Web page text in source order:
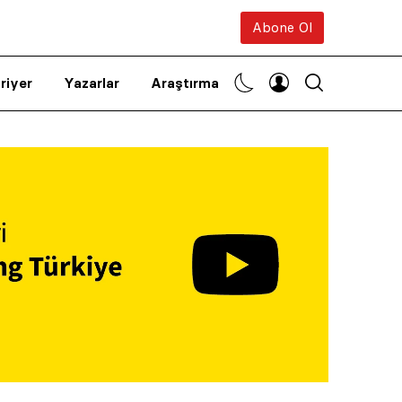
Abone Ol
Yazarlar Araştırma